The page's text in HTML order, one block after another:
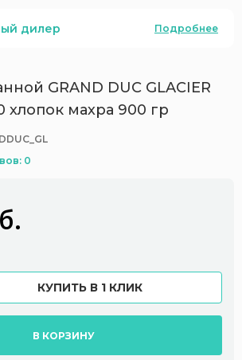
дилер Подробнее
GRAND DUC GLACIER
хлопок махра 900 гр
0
КУПИТЬ В 1 КЛИК
В КОРЗИНУ